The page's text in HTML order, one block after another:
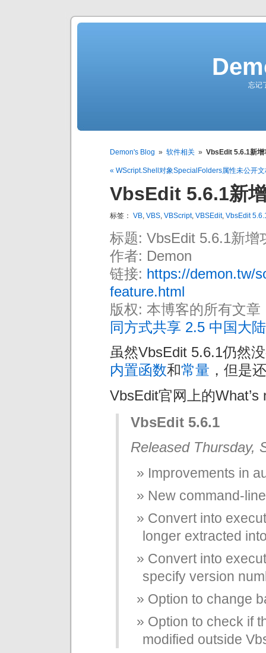
忘记
Demon's Blog » 软件相关 » VbsEdit 5.6.1新增
« WScript.Shell对象SpecialFolders属性未公开文
VbsEdit 5.6.1新
标签： VB, VBS, VBScript, VBSEdit, VbsEdit
标题: VbsEdit 5.6.1新增
作者: Demon
链接: https://demon.tw/
feature.html
版权: 本博客的所有文章
同方式共享 2.5 中国大陆
虽然VbsEdit 5.6.1仍然
内置函数和常量 ，但是
VbsEdit官网上的
VbsEdit 5.6.1
Released Thursday,
Improvements in
New command-
Convert into
longer extracted
Convert into
specify version
Option to change
Option to check if
modified outside